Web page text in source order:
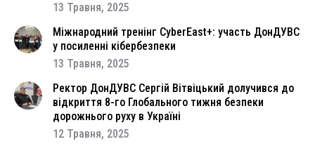
13 Травня, 2025
Міжнародний тренінг CyberEast+: участь ДонДУВС
у посиленні кібербезпеки
13 Травня, 2025
Ректор ДонДУВС Сергій Вітвіцький долучився до
відкриття 8-го Глобального тижня безпеки
дорожнього руху в Україні
12 Травня, 2025